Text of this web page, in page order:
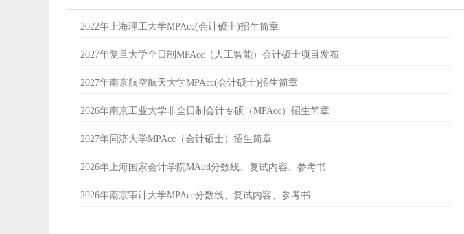
2022年上海理工大学MPAcc(会计硕士)招生简章
2027年复旦大学全日制MPAcc（人工智能）会计硕士项目发布
2027年南京航空航天大学MPAcc(会计硕士)招生简章
2026年南京工业大学非全日制会计专硕（MPAcc）招生简章
2027年同济大学MPAcc（会计硕士）招生简章
2026年上海国家会计学院MAud分数线、复试内容、参考书
2026年南京审计大学MPAcc分数线、复试内容、参考书